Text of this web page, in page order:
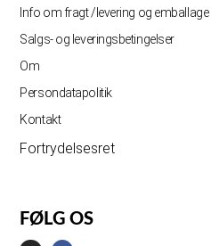
Info om fragt /levering og emballage
Salgs- og leveringsbetingelser
Om
Persondatapolitik
Kontakt
Fortrydelsesret
FØLG OS